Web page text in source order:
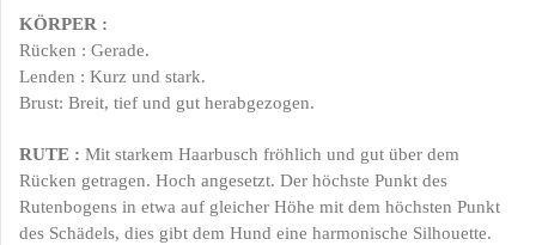
KÖRPER :
Rücken : Gerade.
Lenden : Kurz und stark.
Brust: Breit, tief und gut herabgezogen.
RUTE : Mit starkem Haarbusch fröhlich und gut über dem
Rücken getragen. Hoch angesetzt. Der höchste Punkt des
Rutenbogens in etwa auf gleicher Höhe mit dem höchsten Punkt
des Schädels, dies gibt dem Hund eine harmonische Silhouette.